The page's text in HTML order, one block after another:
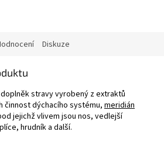
Diskuze
stravy vyrobený z extraktů
činnost dýchacího systému, meridián
jejichž vlivem jsou nos, vedlejší
hrudník a další.